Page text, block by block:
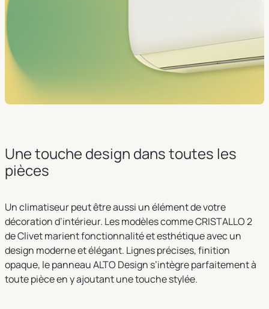
Une touche design dans toutes les
pièces
Un climatiseur peut être aussi un élément de votre
décoration d’intérieur. Les modèles comme CRISTALLO 2
de Clivet marient fonctionnalité et esthétique avec un
design moderne et élégant. Lignes précises, finition
opaque, le panneau ALTO Design s’intègre parfaitement à
toute pièce en y ajoutant une touche stylée.